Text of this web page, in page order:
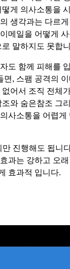
게 의사소통을
생각과는 다르
메일을 어떻게
말하지도 못합
도 함께 피해를
면, 스팸 공격의
어서 조직 전체
와 숨은참조 그
사소통을 어렵게
진행해도 됩니
과는 강하고 오
효과적 입니다.